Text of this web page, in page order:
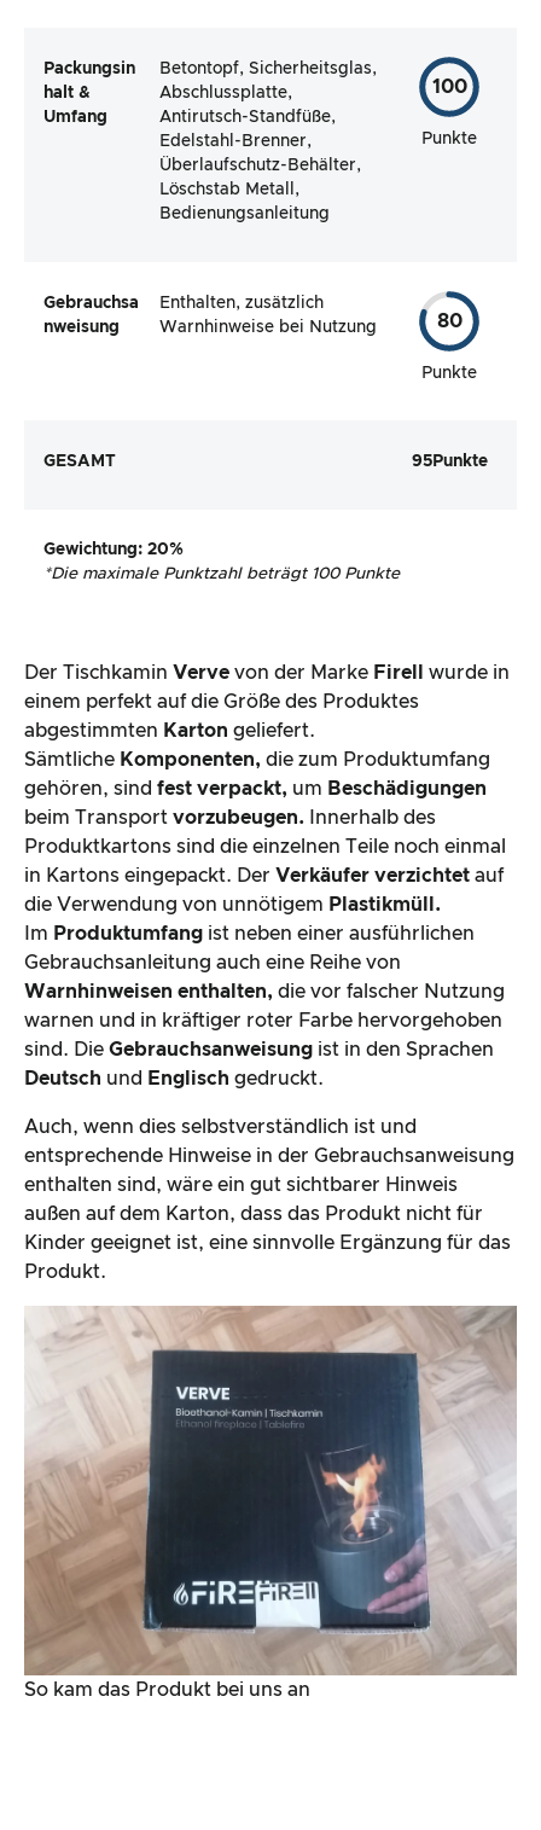
Packungsin
halt &
Umfang
Betontopf, Sicherheitsglas,
Abschlussplatte,
Antirutsch-Standfüße,
Edelstahl-Brenner,
Überlaufschutz-Behälter,
Löschstab Metall,
Bedienungsanleitung
100
Punkte
Gebrauchsa
nweisung
Enthalten, zusätzlich
Warnhinweise bei Nutzung
80
Punkte
GESAMT 95Punkte
Gewichtung: 20%
*Die maximale Punktzahl beträgt 100 Punkte
Der Tischkamin Verve von der Marke Firell
wurde in
einem perfekt auf die Größe des Produktes
abgestimmten Karton geliefert.
Sämtliche Komponenten, die zum Produktumfang
gehören, sind fest verpackt, um Beschädigungen
beim Transport vorzubeugen. Innerhalb des
Produktkartons sind die einzelnen Teile noch einmal
in Kartons eingepackt. Der Verkäufer verzichtet auf
die Verwendung von unnötigem Plastikmüll.
Im Produktumfang ist neben einer ausführlichen
Gebrauchsanleitung auch eine Reihe von
Warnhinweisen enthalten, die vor falscher Nutzung
warnen und in kräftiger roter Farbe hervorgehoben
sind. Die Gebrauchsanweisung ist in den Sprachen
Deutsch und Englisch gedruckt.
Auch, wenn dies selbstverständlich ist und
entsprechende Hinweise in der Gebrauchsanweisung
enthalten sind, wäre ein gut sichtbarer Hinweis
außen auf dem Karton, dass das Produkt nicht für
Kinder geeignet ist, eine sinnvolle Ergänzung für das
Produkt.
So kam das Produkt bei uns an